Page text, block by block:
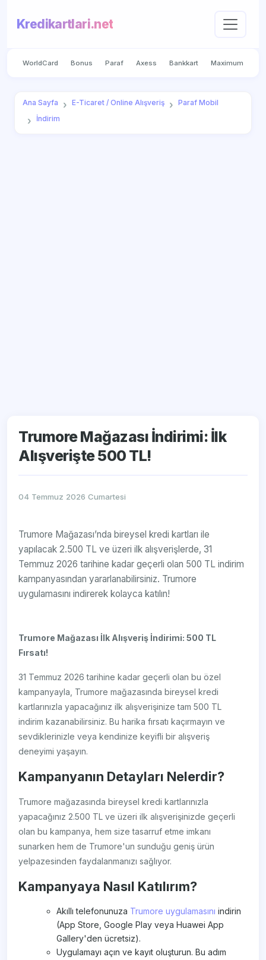
Kredikartlari.net
WorldCard Bonus Paraf Axess Bankkart Maximum
Ana Sayfa E-Ticaret / Online Alışveriş
Paraf Mobil
İndirim
Trumore Mağazası İndirimi: İlk
Alışverişte 500 TL!
04 Temmuz 2026 Cumartesi
Trumore Mağazası’nda bireysel kredi kartları ile
yapılacak 2.500 TL ve üzeri ilk alışverişlerde, 31
Temmuz 2026 tarihine kadar geçerli olan 500 TL indirim
kampanyasından yararlanabilirsiniz. Trumore
uygulamasını indirerek kolayca katılın!
Trumore Mağazası İlk Alışveriş İndirimi: 500 TL
Fırsatı!
31 Temmuz 2026 tarihine kadar geçerli olan bu özel
kampanyayla, Trumore mağazasında bireysel kredi
kartlarınızla yapacağınız ilk alışverişinize tam 500 TL
indirim kazanabilirsiniz. Bu harika fırsatı kaçırmayın ve
sevdiklerinizle veya kendinize keyifli bir alışveriş
deneyimi yaşayın.
Kampanyanın Detayları Nelerdir?
Trumore mağazasında bireysel kredi kartlarınızla
yapacağınız 2.500 TL ve üzeri ilk alışverişinizde geçerli
olan bu kampanya, hem size tasarruf etme imkanı
sunarken hem de Trumore'un sunduğu geniş ürün
yelpazesinden faydalanmanızı sağlıyor.
Kampanyaya Nasıl Katılırım?
Akıllı telefonunuza Trumore uygulamasını indirin
(App Store, Google Play veya Huawei App
Gallery'den ücretsiz).
Uygulamayı açın ve kayıt oluşturun. Bu adım